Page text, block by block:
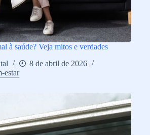
à saúde? Veja mitos e verdades
8 de abril de 2026
estar